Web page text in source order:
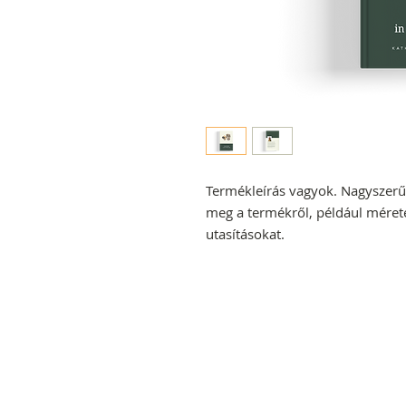
Termékleírás vagyok.
meg a termékről, például
utasításokat.